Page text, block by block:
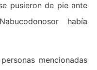
pusieron de pie ante
había
mencionadas